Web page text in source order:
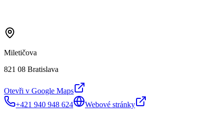
Miletičova
821 08 Bratislava
Otevři v Google Maps
+421 940 948 624
Webové stránky